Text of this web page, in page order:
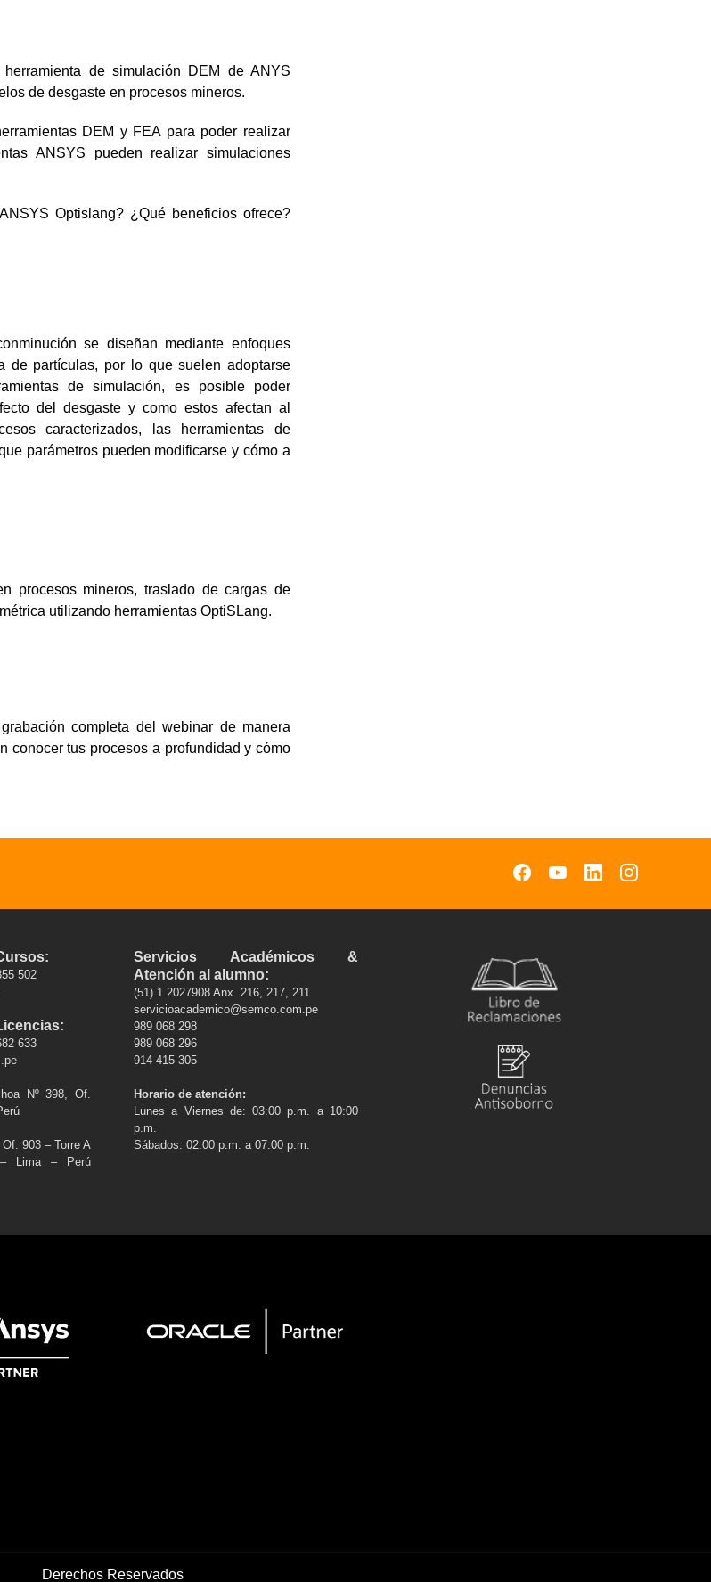
herramienta de simulación DEM de ANYS
de desgaste en procesos mineros.
DEM y FEA para poder realizar
ANSYS pueden realizar simulaciones
Optislang? ¿Qué beneficios ofrece?
se diseñan mediante enfoques
de partículas, por lo que suelen adoptarse
de simulación, es posible poder
del desgaste y como estos afectan al
caracterizados, las herramientas de
parámetros pueden modificarse y cómo a
procesos mineros, traslado de cargas de
utilizando herramientas OptiSLang.
completa del webinar de manera
conocer tus procesos a profundidad y cómo
502
633
Nº 398, Of.
903 – Torre A
Lima – Perú
Servicios Académicos &
Atención al alumno:
(51) 1 2027908 Anx. 216, 217, 211
servicioacademico@semco.com.pe
989 068 298
989 068 296
914 415 305
Horario de atención:
Lunes a Viernes de: 03:00 p.m. a 10:00
p.m.
Sábados: 02:00 p.m. a 07:00 p.m.
Derechos Reservados